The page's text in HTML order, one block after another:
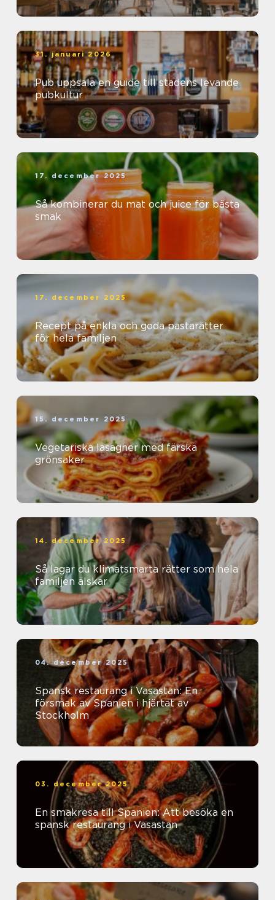
31. januari 2026
Pub uppsala en guide till stadens levande
pubkultur
17. december 2025
Så kombinerar du mat och juice för bästa
smak
17. december 2025
Recept på enkla och goda pastarätter
för hela familjen
15. december 2025
Vegetariska lasagner med färska
grönsaker
14. december 2025
Så lagar du klimatsmarta rätter som hela
familjen älskar
04. december 2025
Spansk restaurang i Vasastan: En
försmak av Spanien i hjärtat av
Stockholm
03. december 2025
En smakresa till Spanien: Att besöka en
spansk restaurang i Vasastan